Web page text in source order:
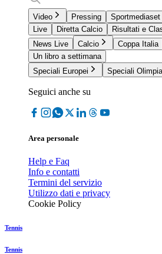
Video Pressing
Live
Diretta Calcio
Risultati e
News Live
Calcio Coppa Italia
Un libro a settimana
Speciali Europei
Speciali
Seguici anche su
Area personale
Help e Faq
Info e contatti
Termini del servizio
Utilizzo dati e privacy
Cookie Policy
Tennis
Tennis